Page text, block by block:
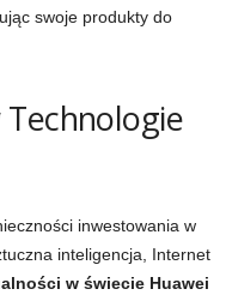
swoje produkty do
inwestowania w
inteligencja, Internet
w świecie Huawei